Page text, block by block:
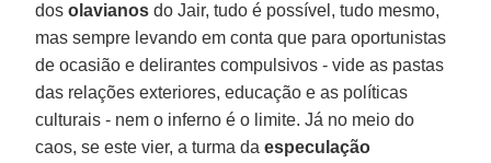
dosolavianos do Jair, tudo é possível, tudo mesmo,
mas sempre levando em conta que para oportunistas
de ocasião e delirantes compulsivos - vide as pastas
das relações exteriores, educação e as políticas
culturais - nem o inferno é o limite. Já no meio do
caos, se este vier, a turma daespeculação